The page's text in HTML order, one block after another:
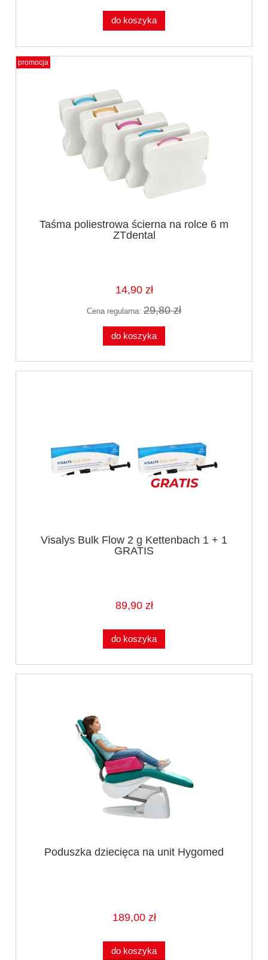
do koszyka
Taśma poliestrowa ścierna na rolce 6 m
ZTdental
14,90 zł
Cena regularna: 29,80 zł
do koszyka
promocja
Visalys Bulk Flow 2 g Kettenbach 1 + 1
GRATIS
89,90 zł
do koszyka
Poduszka dziecięca na unit Hygomed
189,00 zł
do koszyka